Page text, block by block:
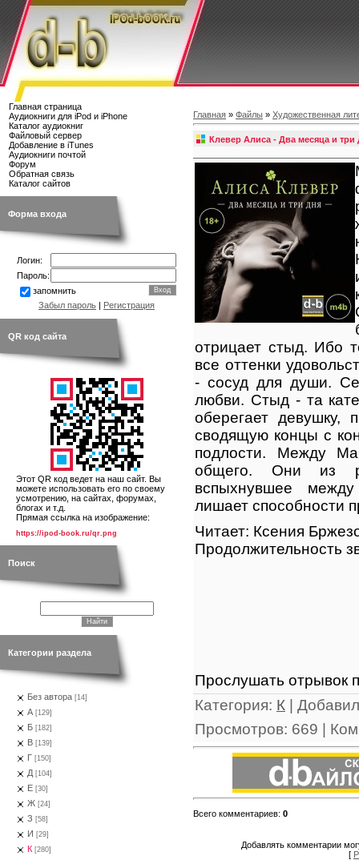
Главная страница
Аудиокниги для iPod и iPhone
Каталог аудиокниг
Файловый сервер
Добавление в iTunes
Аудиокниги почтой
Форум
Обратная связь
Каталог сайтов
Форма входа
Логин:
Пароль:
запомнить
Забыл пароль | Регистрация
QR код сайта
Этот QR код ведет на наш сайт. Вы
можете использовать его по своему
усмотрению, на сайтах, форумах,
блогах и т.д.
Прямая ссылка на изображение:
https://ipod-book.ru/qr.png
Поиск
Категории раздела
Без автора [14]
А [129]
Б [182]
В [139]
Г [150]
Д [104]
Е [30]
Ж [24]
З [58]
И [29]
К [280]
Главная » Файлы » Художественная
Клевер Алиса - Два месяца и три
отрицает стыд. Ибо
все оттенки
- сосуд для души.
любви. Стыд - та
оберегает девушку,
сводящую концы с
подлости. Между
общего. Они из
вспыхнувшее
лишает способности
Читает: Ксения
Продолжительность
Прослушать отрывок
Категория: К | Добавил
Просмотров: 669 |
Всего комментариев: 0
Добавлять комментарии
[